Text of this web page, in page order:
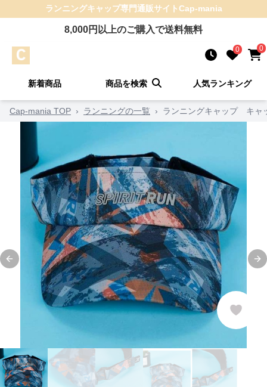
ランニングキャップ専門通販サイトCap-mania
8,000円以上のご購入で送料無料
0 0
新着商品 商品を検索 人気ランキング
Cap-mania TOP › ランニングの一覧 › ランニングキャップ キャ
Previous slide